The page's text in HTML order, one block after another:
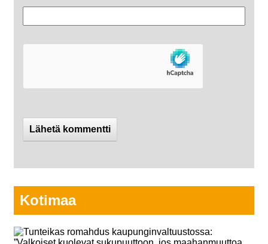
Kotimaa